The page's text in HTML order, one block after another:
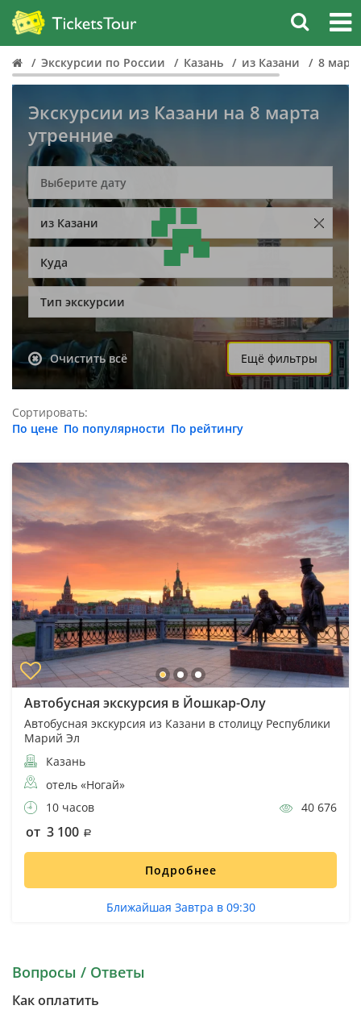
Экскурсии по России Казань из Казани 8
Экскурсии из Казани на 8 марта
утренние
из Казани
Куда
Тип экскурсии
Очистить всё Ещё фильтры
Сортировать:
По цене По популярности По рейтингу
Автобусная экскурсия в Йошкар-Олу
Автобусная экскурсия из Казани в столицу Республики
Марий Эл
Казань
отель «Ногай»
10 часов
40 676
от 3 100
Подробнее
Ближайшая Завтра в 09:30
Вопросы / Ответы
Как оплатить